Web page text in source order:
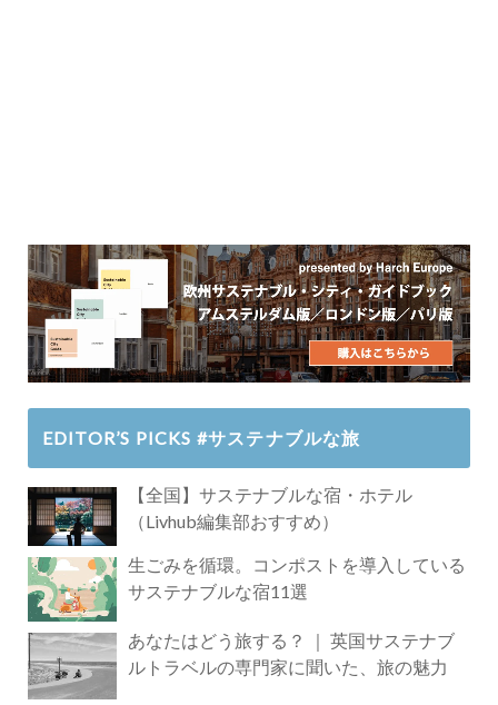
EDITOR’S PICKS #サステナブルな旅
【全国】サステナブルな宿・ホテル
（Livhub編集部おすすめ）
生ごみを循環。コンポストを導入している
サステナブルな宿11選
あなたはどう旅する？ ｜ 英国サステナブ
ルトラベルの専門家に聞いた、旅の魅力